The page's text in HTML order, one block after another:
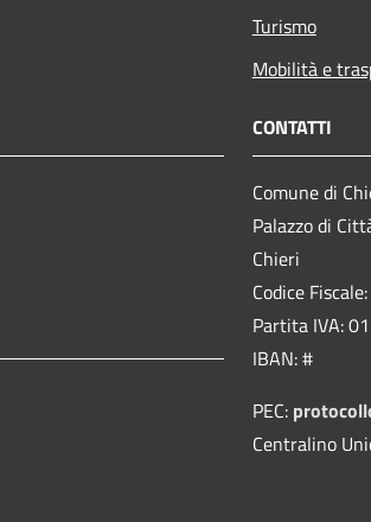
Turismo
Mobilità e
CONTATTI
Comune di
Palazzo di
Chieri
Codice
Partita IVA:
IBAN: #
PEC:
Centralino